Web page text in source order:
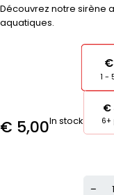
Découvrez notre sirène
aquatiques.
€ 5,00In stock
€
1 -
€
6+